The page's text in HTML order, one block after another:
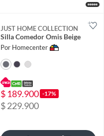
JUST HOME COLLECTION
Silla Comedor Omis Beige
Por Homecenter
$ 189.900 -17%
$ 229.900